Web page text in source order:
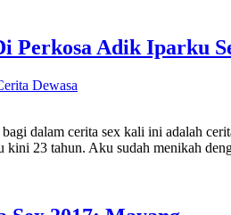
Perkosa Adik Iparku
Dewasa
dalam cerita sex kali ini adalah
kini 23 tahun. Aku sudah menikah